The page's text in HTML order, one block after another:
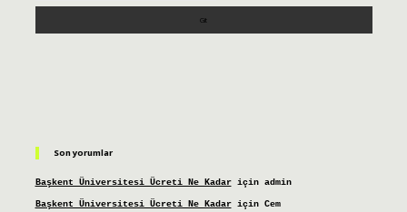
Son yorumlar
Başkent Üniversitesi Ücreti Ne Kadariçin admin
Başkent Üniversitesi Ücreti Ne Kadariçin Cem